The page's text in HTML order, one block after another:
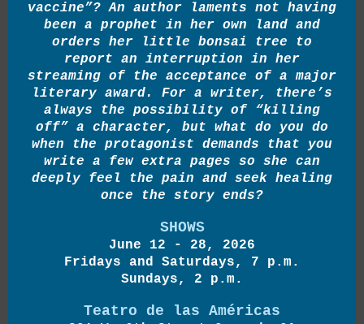
vaccine”? An author laments not having
been a prophet in her own land and
orders her little bonsai tree to
report an interruption in her
streaming of the acceptance of a major
literary award. For a writer, there’s
always the possibility of “killing
off” a character, but what do you do
when the protagonist demands that you
write a few extra pages so she can
deeply feel the pain and seek healing
once the story ends?
SHOWS
June 12 - 28, 2026
Fridays and Saturdays, 7 p.m.
Sundays, 2 p.m.
Teatro de las Américas